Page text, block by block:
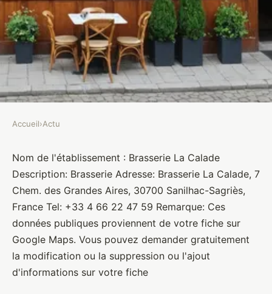
Brasserie La Calade
Brasseurs•10 janvier 2022•1 min de lecture
Accueil›Actu
Nom de l'établissement : Brasserie La Calade
Description: Brasserie Adresse: Brasserie La Calade, 7
Chem. des Grandes Aires, 30700 Sanilhac-Sagriès,
France Tel: +33 4 66 22 47 59 Remarque: Ces
données publiques proviennent de votre fiche sur
Google Maps. Vous pouvez demander gratuitement
la modification ou la suppression ou l'ajout
d'informations sur votre fiche